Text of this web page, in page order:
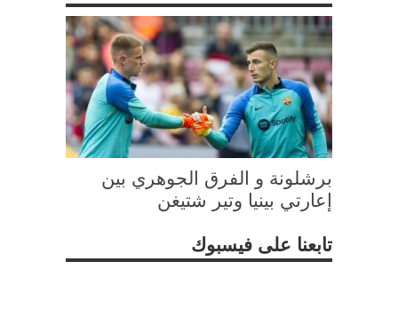
برشلونة و الفرق الجوهري بين
إعارتي بينيا وتير شتيغن
تابعنا على فيسبوك